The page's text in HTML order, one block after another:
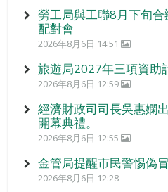
勞工局與工聯8月下旬
配對會
2026年8月6日 14:51
旅遊局2027年三項資助
2026年8月6日 12:59
經濟財政司司長吳惠嫻
開幕典禮。
2026年8月6日 12:55
金管局提醒市民警惕偽
2026年8月6日 12:28